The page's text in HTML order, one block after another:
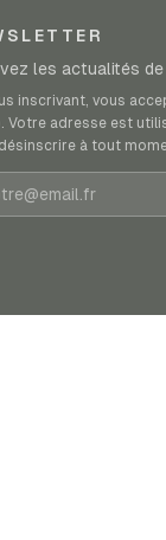
les actualités de
inscrivant, vous
Votre adresse est
à tout
e-mail